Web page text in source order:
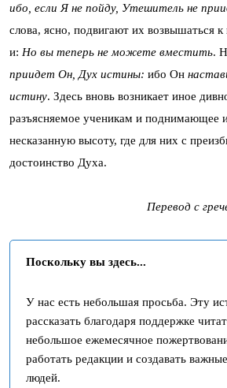
ибо, если Я не пойду, Утешитель не
слова, ясно, подвигают их возвышаться к
и: Но вы теперь не можете вместить.
приидет Он, Дух истины: ибо Он
истину. Здесь вновь возникает иное
разъясняемое ученикам и поднимающее
несказанную высоту, где для них с
достоинство Духа.
Перевод с
Поскольку вы здесь...
У нас есть небольшая просьба. Эту
рассказать благодаря поддержке
небольшое ежемесячное
работать редакции и создавать
людей.